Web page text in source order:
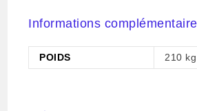
Informations
POIDS 210 kg